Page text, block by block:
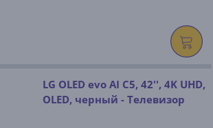
LG OLED evo AI C5, 42'', 4K UHD,
OLED, черный - Телевизор